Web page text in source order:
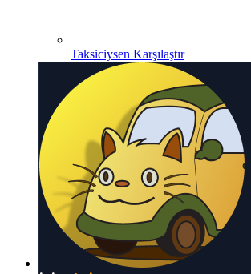
Taksiciysen Karşılaştır